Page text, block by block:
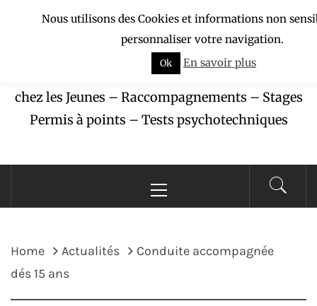
APAJ-ZÉBU
Association pour la Protection des Accidents
chez les Jeunes – Raccompagnements – Stages
Permis à points – Tests psychotechniques
Menu
Home Actualités
Conduite accompagnée
dés 15 ans
Nous utilisons des Cookies et informations non
personnaliser votre navigation.
Ok En savoir plus